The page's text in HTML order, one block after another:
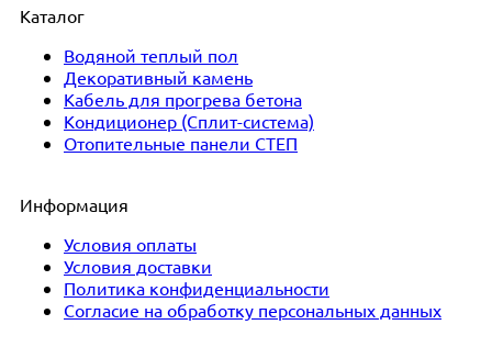
Каталог
Водяной теплый пол
Декоративный камень
Кабель для прогрева бетона
Кондиционер (Сплит-система)
Отопительные панели СТЕП
Информация
Условия оплаты
Условия доставки
Политика конфиденциальности
Согласие на обработку персональных данных